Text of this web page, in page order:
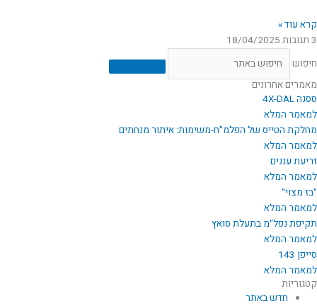
קרא עוד »
3 תגובות
18/04/2025
חיפוש
מאמרים אחרונים
ססנה 4X-DAL
למאמר המלא
מחלקת הטייס של הפלמ"ח-משימות: איתור מנחתים
למאמר המלא
זריעת עננים
למאמר המלא
"בז מצוי"
למאמר המלא
תקיפת נפל"מ בתעלת סואץ
למאמר המלא
סייפן 143
למאמר המלא
קטגוריות
חדש באתר